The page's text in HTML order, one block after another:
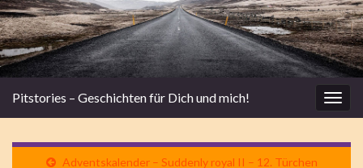
Pitstories – Geschichten für Dich und mich!
Adventskalender – Suddenly royal II – 12. Türchen